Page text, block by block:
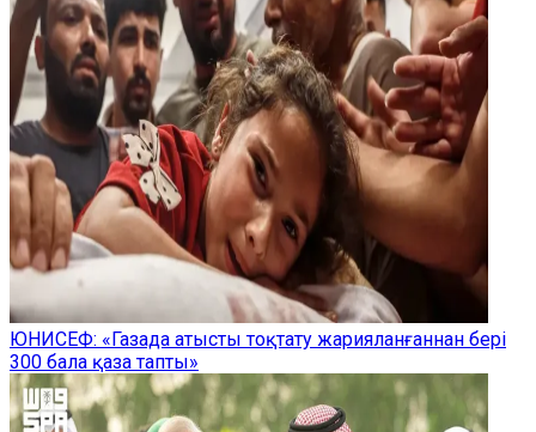
ЮНИСЕФ: «Газада атысты тоқтату жарияланғаннан бері
300 бала қаза тапты»